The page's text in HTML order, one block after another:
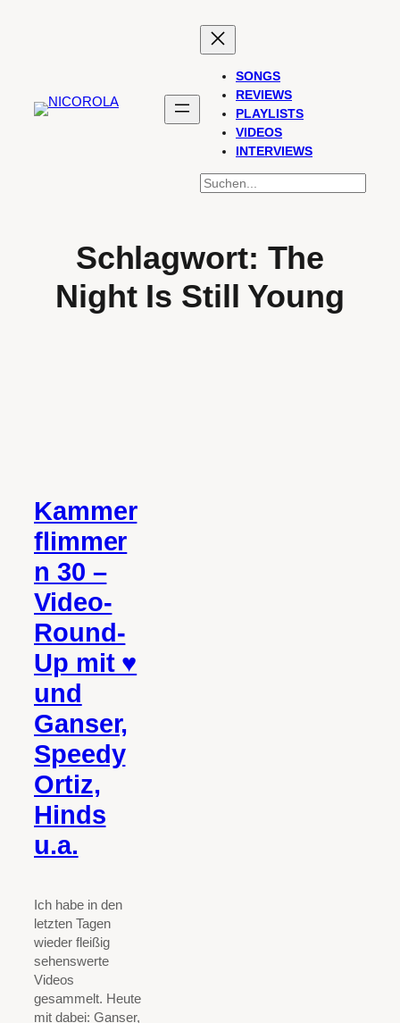
SONGS
REVIEWS
PLAYLISTS
VIDEOS
INTERVIEWS
SUCHEN
Schlagwort: The
Night Is Still Young
Kammer
flimmer
n 30 –
Video-
Round-
Up mit ♥
und
Ganser,
Speedy
Ortiz,
Hinds
u.a.
Ich habe in den
letzten Tagen
wieder fleißig
sehenswerte
Videos
gesammelt. Heute
mit dabei: Ganser,